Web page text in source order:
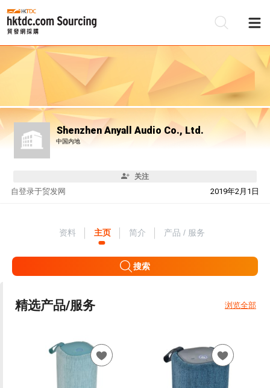
Shenzhen Anyall Audio Co., Ltd.
中国内地
关注
自 2019年2月1日
登录于贸发网
资料 主页 简介 产品 / 服务
搜索
精选产品/服务 浏览全部